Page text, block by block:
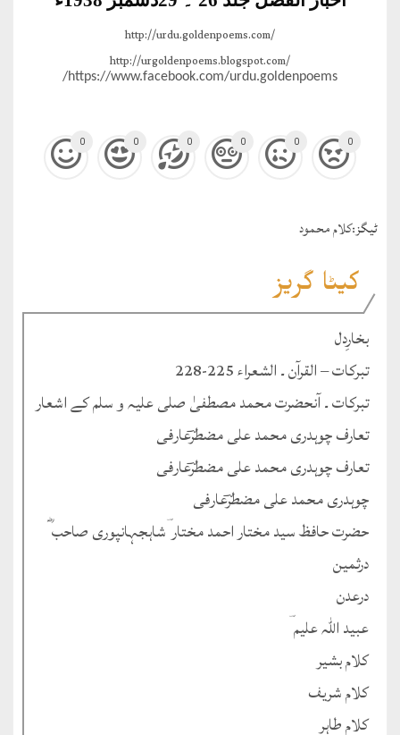
http://urdu.goldenpoems.com/
http://urgoldenpoems.blogspot.com/
https://www.facebook.com/urdu.goldenpoems/
0 0 0 0 0 0
ٹيگز:کلام محمود
کیٹا گریز
بخارِدل
تبرکات – القرآن ۔ الشعراء 225-228
تبرکات ۔ آنحضرت محمد مصطفیٰ صلی علیہ و سلم کے اشعار
تعارف چوہدری محمد علی مضطرؔعارفی
تعارف چوہدری محمد علی مضطرؔعارفی
چوہدری محمد علی مضطرؔعارفی
حضرت حافظ سید مختار احمد مختار ؔشاہجہانپوری صاحب ؓ
درثمین
درعدن
عبید اللہ علیم ؔ
کلام بشیر
کلام شریف
کلام طاہر